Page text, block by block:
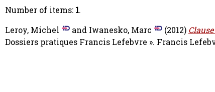
Number of items: 1.
Leroy, Michel
and Iwanesko, Marc (2012)
Dossiers pratiques Francis Lefebvre ». Francis